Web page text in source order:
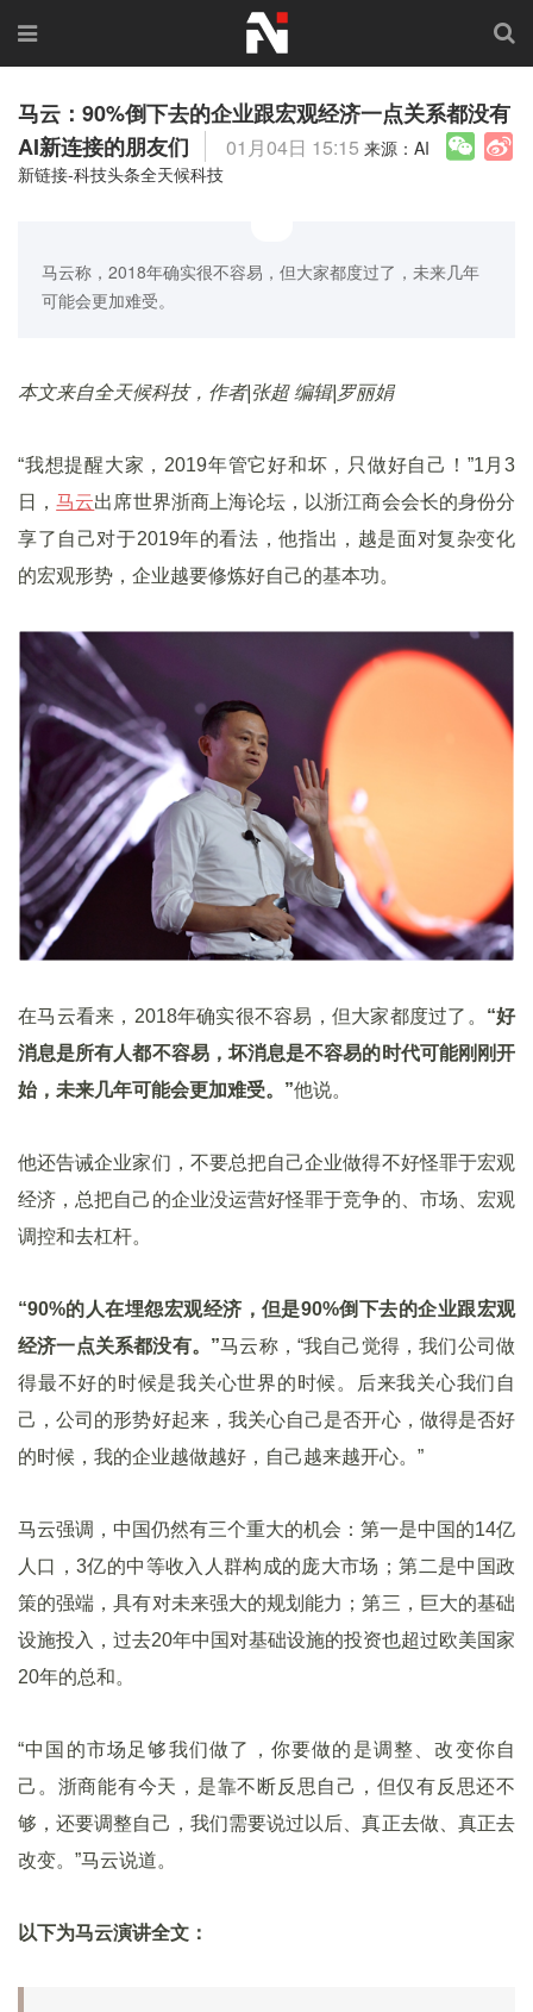
马云：90%倒下去的企业跟宏观经济一点关系都没有
AI新连接的朋友们
01月04日 15:15 来源：AI
新链接-科技头条全天候科技
马云称，2018年确实很不容易，但大家都度过了，未来几年
可能会更加难受。
本文来自全天候科技，作者|张超 编辑|罗丽娟
“我想提醒大家，2019年管它好和坏，只做好自己！”1月3
日，马云出席世界浙商上海论坛，以浙江商会会长的身份分
享了自己对于2019年的看法，他指出，越是面对复杂变化
的宏观形势，企业越要修炼好自己的基本功。
在马云看来，2018年确实很不容易，但大家都度过了。 “好
消息是所有人都不容易，坏消息是不容易的时代可能刚刚开
始，未来几年可能会更加难受。”他说。
他还告诫企业家们，不要总把自己企业做得不好怪罪于宏观
经济，总把自己的企业没运营好怪罪于竞争的、市场、宏观
调控和去杠杆。
“90%的人在埋怨宏观经济，但是90%倒下去的企业跟宏观
经济一点关系都没有。”马云称，“我自己觉得，我们公司做
得最不好的时候是我关心世界的时候。后来我关心我们自
己，公司的形势好起来，我关心自己是否开心，做得是否好
的时候，我的企业越做越好，自己越来越开心。”
马云强调，中国仍然有三个重大的机会：第一是中国的14亿
人口，3亿的中等收入人群构成的庞大市场；第二是中国政
策的强端，具有对未来强大的规划能力；第三，巨大的基础
设施投入，过去20年中国对基础设施的投资也超过欧美国家
20年的总和。
“中国的市场足够我们做了，你要做的是调整、改变你自
己。浙商能有今天，是靠不断反思自己，但仅有反思还不
够，还要调整自己，我们需要说过以后、真正去做、真正去
改变。”马云说道。
以下为马云演讲全文：